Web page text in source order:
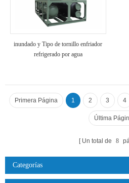
inundado y Tipo de tornillo enfriador
refrigerado por agua
Primera Página 1 2 3 4
Última
Un total de 8
Categorías